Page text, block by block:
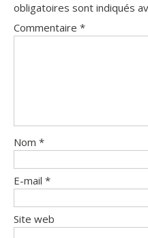
obligatoires sont indiqués
Commentaire *
Nom *
E-mail *
Site web